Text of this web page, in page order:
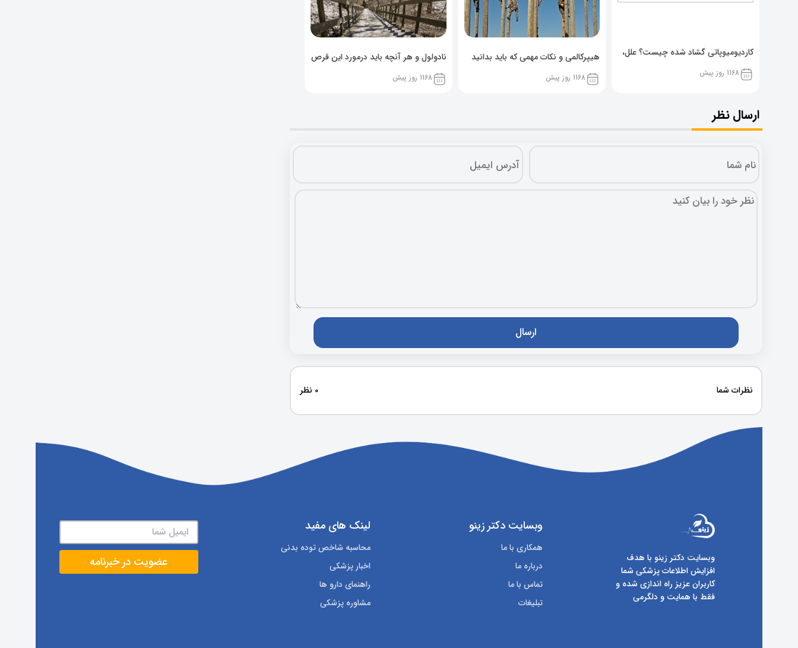
کاردیومیوپاتی گشاد شده چیست؟ علل،
پیشگیری و نشانه ها
1168 روز پیش
هیپرکالمی و نکات مهمی که باید بدانید
1168 روز پیش
نادولول و هر آنچه باید درمورد این قرص
خوراکی بدانید!
1168 روز پیش
ارسال نظر
نظرات شما 0 نظر
وبسایت دکتر زینو با هدف
افزایش اطلاعات پزشکی شما
کاربران عزیز راه اندازی شده و
فقط با همایت و دلگرمی
وبسایت دکتر زینو
همکاری با ما
درباره ما
تماس با ما
تبلیغات
لینک های مفید
محاسبه شاخص توده بدنی
اخبار پزشکی
راهنمای دارو ها
مشاوره پزشکی